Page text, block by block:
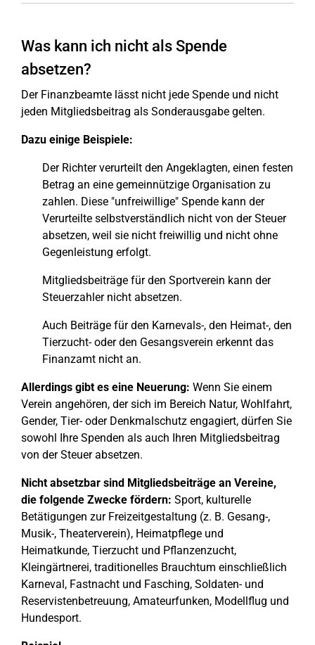
Was kann ich nicht als Spende
absetzen?
Der Finanzbeamte lässt nicht jede Spende und nicht
jeden Mitgliedsbeitrag als Sonderausgabe gelten.
Dazu einige Beispiele:
Der Richter verurteilt den Angeklagten, einen festen
Betrag an eine gemeinnützige Organisation zu
zahlen. Diese "unfreiwillige" Spende kann der
Verurteilte selbstverständlich nicht von der Steuer
absetzen, weil sie nicht freiwillig und nicht ohne
Gegenleistung erfolgt.
Mitgliedsbeiträge für den Sportverein kann der
Steuerzahler nicht absetzen.
Auch Beiträge für den Karnevals-, den Heimat-, den
Tierzucht- oder den Gesangsverein erkennt das
Finanzamt nicht an.
Allerdings gibt es eine Neuerung: Wenn Sie einem
Verein angehören, der sich im Bereich Natur, Wohlfahrt,
Gender, Tier- oder Denkmalschutz engagiert, dürfen Sie
sowohl Ihre Spenden als auch Ihren Mitgliedsbeitrag
von der Steuer absetzen.
Nicht absetzbar sind Mitgliedsbeiträge an Vereine,
die folgende Zwecke fördern: Sport, kulturelle
Betätigungen zur Freizeitgestaltung (z. B. Gesang-,
Musik-, Theaterverein), Heimatpflege und
Heimatkunde, Tierzucht und Pflanzenzucht,
Kleingärtnerei, traditionelles Brauchtum einschließlich
Karneval, Fastnacht und Fasching, Soldaten- und
Reservistenbetreuung, Amateurfunken, Modellflug und
Hundesport.